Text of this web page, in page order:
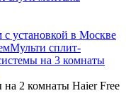
установкой в Москве
Мульти сплит-
на 3 комнаты
2 комнаты Haier Free